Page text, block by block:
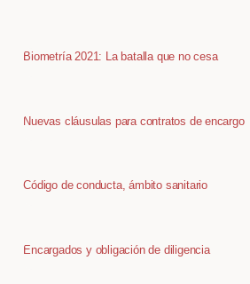
Biometría 2021: La batalla que no cesa
Nuevas cláusulas para contratos de encargo
Código de conducta, ámbito sanitario
Encargados y obligación de diligencia